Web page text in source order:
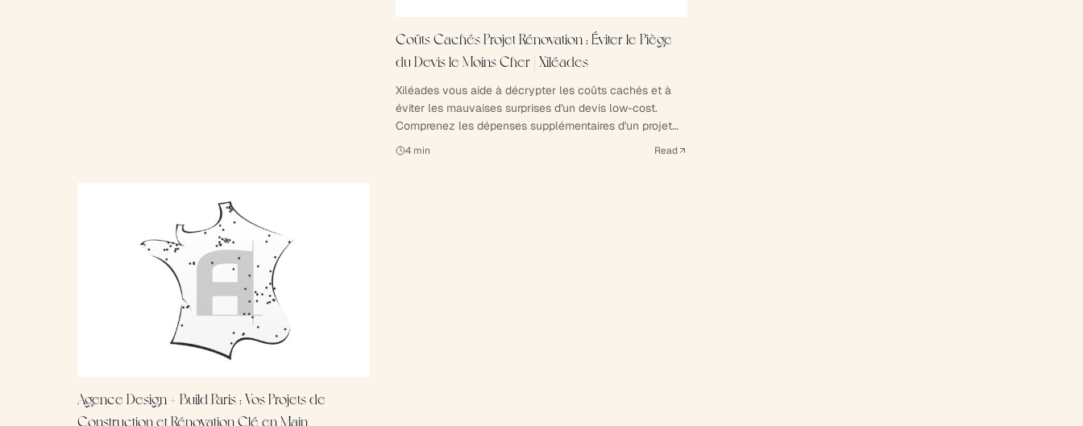
Coûts Cachés Projet Rénovation : Éviter le Piège
du Devis le Moins Cher | Xiléades
Xiléades vous aide à décrypter les coûts cachés et à
éviter les mauvaises surprises d'un devis low-cost.
Comprenez les dépenses supplémentaires d'un projet
de construction ou rénovation.
4 min Read
Agence Design + Build Paris : Vos Projets de
Construction et Rénovation Clé en Main